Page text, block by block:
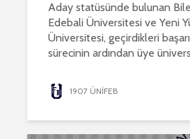
Aday statüsünde bulunan
Edebali Üniversitesi ve Yeni
Üniversitesi, geçirdikleri
sürecinin ardından üye
1907 ÜNİFEB